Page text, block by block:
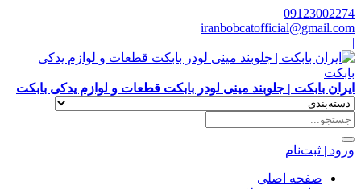
09123002274
iranbobcatofficial@gmail.com
|
ایران بابکت | جلوبند مینی لودر بابکت قطعات و لوازم یدکی بابکت
ورود | ثبت‌نام
صفحه اصلی